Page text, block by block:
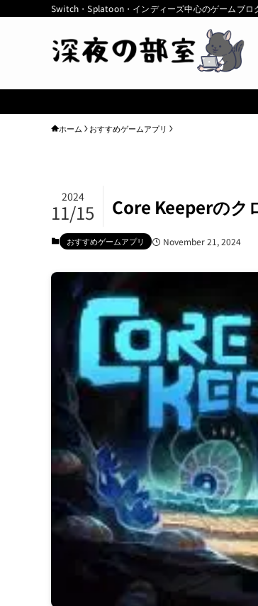
Switch・Splatoon・インディーズ中心のゲームブロ
ホーム おすすめゲームアプリ
Core Keeperのク
2024
11/15
おすすめゲームアプリ November 21, 2024